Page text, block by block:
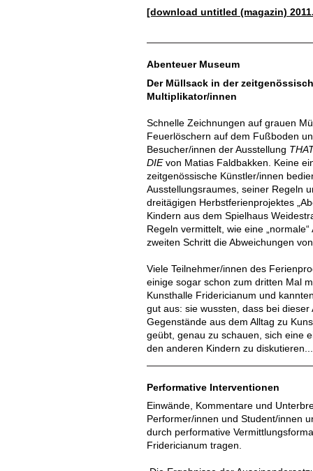
[download untitled (magazin)
Abenteuer Museum
Der Müllsack in der
Multiplikator/innen
Schnelle Zeichnungen auf grauen
Feuerlöschern auf dem Fußboden
Besucher/innen der Ausstellung
DIEvon Matias Faldbakken. Keine
zeitgenössische Künstler/innen
Ausstellungsraumes, seiner Regeln
dreitägigen Herbstferienprojektes
Kindern aus dem Spielhaus
Regeln vermittelt, wie eine
zweiten Schritt die Abweichungen
Viele Teilnehmer/innen des
einige sogar schon zum dritten Mal
Kunsthalle Fridericianum und
gut aus: sie wussten, dass bei
Gegenstände aus dem Alltag zu
geübt, genau zu schauen, sich eine
den anderen Kindern zu
Performative Interventionen
Einwände, Kommentare und
Performer/innen und Student/innen
durch performative
Fridericianum tragen.